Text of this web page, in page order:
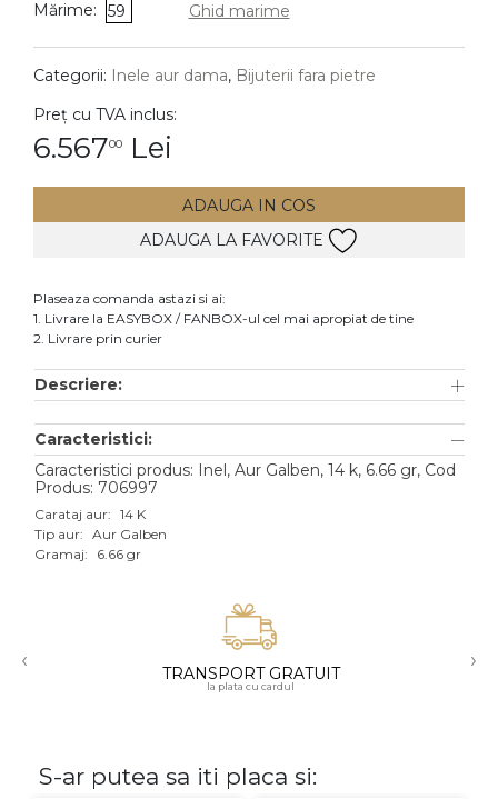
DIAMANTE Vezi toate
Cercei
Accesorii
Aur alb
Aur roz
Aur mixt
18K
Mărime: 59 Ghid marime
Categorii: Inele aur dama, Bijuterii fara pietre
Preț cu TVA inclus:
6.56700 Lei
ADAUGA IN COS
ADAUGA LA FAVORITE
Plaseaza comanda astazi si ai:
1. Livrare la EASYBOX / FANBOX-ul cel mai apropiat de tine
2. Livrare prin curier
Descriere:
Caracteristici:
Caracteristici produs: Inel, Aur Galben, 14 k, 6.66 gr, Cod
Produs: 706997
Carataj aur: 14 K
Tip aur: Aur Galben
Gramaj:
6.66 gr
‹ TRANSPORT GRATUIT
la plata cu cardul
›
S-ar putea sa iti placa si: